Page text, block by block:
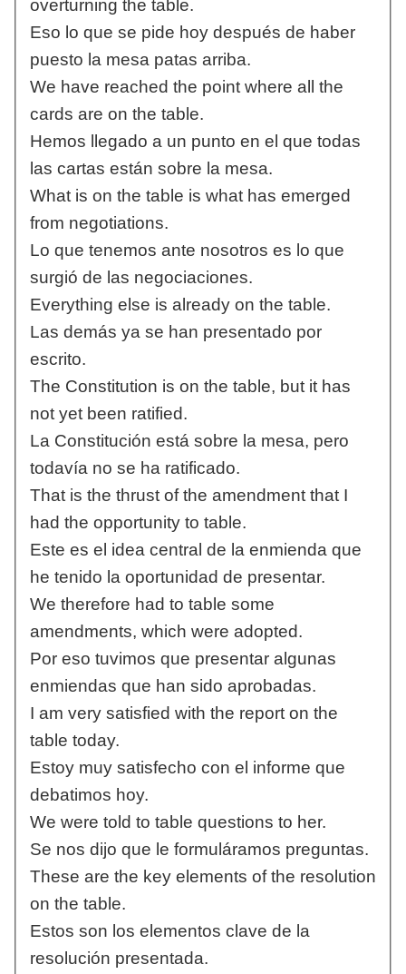
overturning the table.
Eso lo que se pide hoy después de haber
puesto la mesa patas arriba.
We have reached the point where all the
cards are on the table.
Hemos llegado a un punto en el que todas
las cartas están sobre la mesa.
What is on the table is what has emerged
from negotiations.
Lo que tenemos ante nosotros es lo que
surgió de las negociaciones.
Everything else is already on the table.
Las demás ya se han presentado por
escrito.
The Constitution is on the table, but it has
not yet been ratified.
La Constitución está sobre la mesa, pero
todavía no se ha ratificado.
That is the thrust of the amendment that I
had the opportunity to table.
Este es el idea central de la enmienda que
he tenido la oportunidad de presentar.
We therefore had to table some
amendments, which were adopted.
Por eso tuvimos que presentar algunas
enmiendas que han sido aprobadas.
I am very satisfied with the report on the
table today.
Estoy muy satisfecho con el informe que
debatimos hoy.
We were told to table questions to her.
Se nos dijo que le formuláramos preguntas.
These are the key elements of the resolution
on the table.
Estos son los elementos clave de la
resolución presentada.